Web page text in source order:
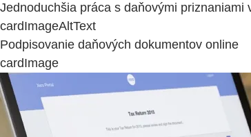
Jednoduchšia práca s daňovými priznaniami
cardImageAltText
Podpisovanie daňových dokumentov online
cardImage